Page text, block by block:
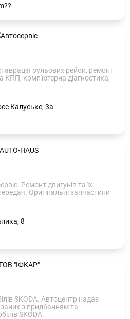
рульових рейок, ремонт
КПП, комп'ютерна діагностика,
Калуське, 3а
Ремонт двигунів та їх
Оригінальні запчастини
8
SKODA. Автоцентр надає
з придбанням та
SKODA.